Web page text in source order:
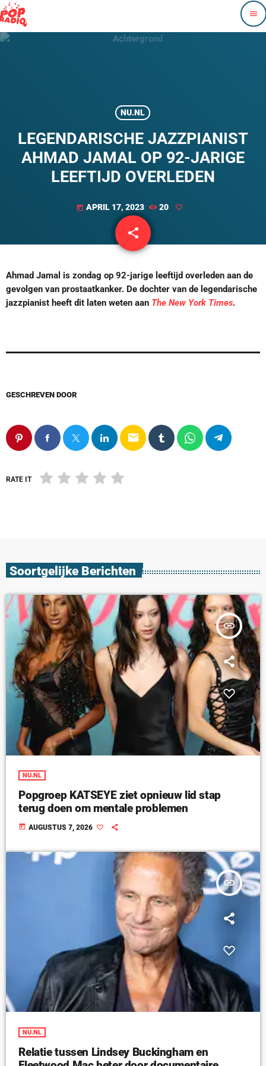
menu
NU.NL
LEGENDARISCHE JAZZPIANIST
AHMAD JAMAL OP 92-JARIGE
LEEFTIJD OVERLEDEN
today APRIL 17, 2023 20
share
email
Ahmad Jamal is zondag op 92-jarige leeftijd overleden aan de
gevolgen van prostaatkanker. De dochter van de legendarische
jazzpianist heeft dit laten weten aan The New York Times.
GESCHREVEN DOOR
email
RATE IT
Soortgelijke Berichten
insert_link
NU.NL
Popgroep KATSEYE ziet opnieuw lid stap
terug doen om mentale problemen
today AUGUSTUS 7, 2026
insert_link
NU.NL
Relatie tussen Lindsey Buckingham en